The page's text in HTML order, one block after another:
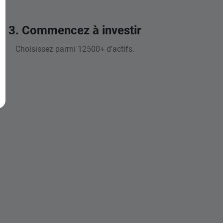
3. Commencez à investir
Choisissez parmi 12500+ d'actifs.